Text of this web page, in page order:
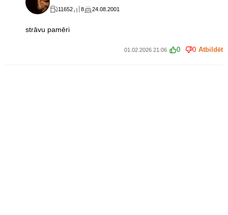
11652 8 24.08.2001
strāvu pamēri
01.02.2026 21:06 0 0 Atbildēt